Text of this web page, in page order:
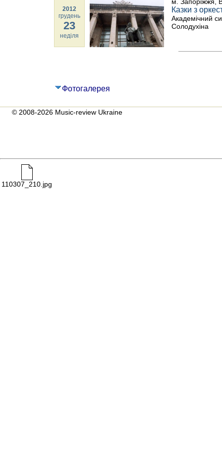
2012
грудень
23
неділя
Казки з
Академічний
Солодухіна
Фотогалерея
© 2008-2026 Music-review Ukraine
110307_210.jpg